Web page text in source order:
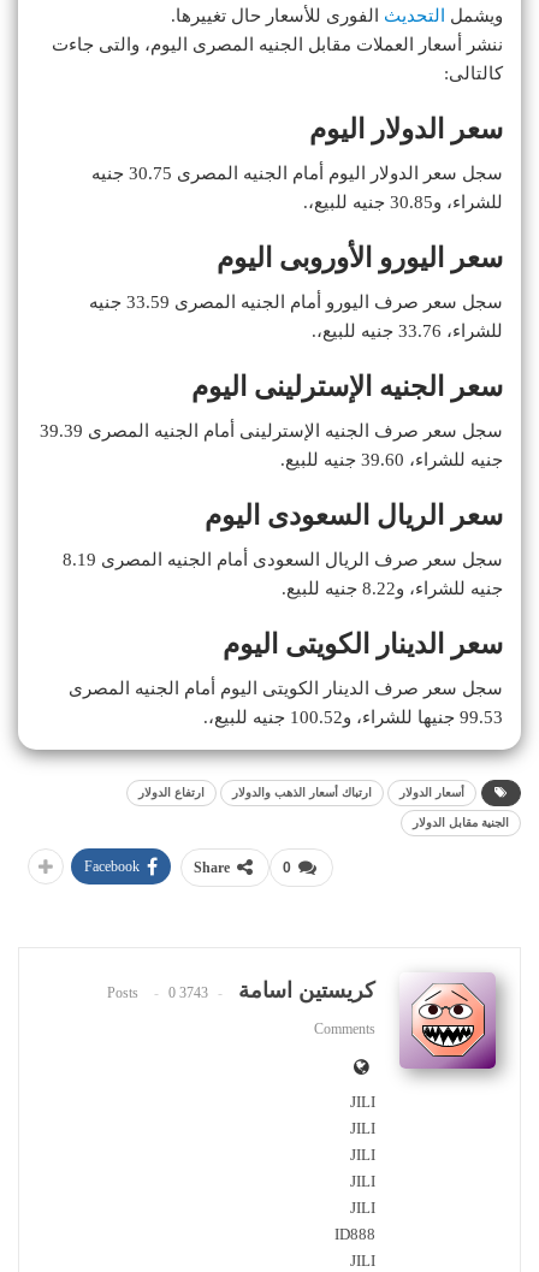
ويشمل التحديث الفورى للأسعار حال تغييرها.
ننشر أسعار العملات مقابل الجنيه المصرى اليوم، والتى جاءت
كالتالى:
سعر الدولار اليوم
سجل سعر الدولار اليوم أمام الجنيه المصرى 30.75 جنيه
للشراء، و30.85 جنيه للبيع،.
سعر اليورو الأوروبى اليوم
سجل سعر صرف اليورو أمام الجنيه المصرى 33.59 جنيه
للشراء، 33.76 جنيه للبيع،.
سعر الجنيه الإسترلينى اليوم
سجل سعر صرف الجنيه الإسترلينى أمام الجنيه المصرى 39.39
جنيه للشراء، 39.60 جنيه للبيع.
سعر الريال السعودى اليوم
سجل سعر صرف الريال السعودى أمام الجنيه المصرى 8.19
جنيه للشراء، و8.22 جنيه للبيع.
سعر الدينار الكويتى اليوم
سجل سعر صرف الدينار الكويتى اليوم أمام الجنيه المصرى
99.53 جنيها للشراء، و100.52 جنيه للبيع،.
أسعار الدولار ارتباك أسعار الذهب والدولار ارتفاع الدولار
الجنية مقابل الدولار
0
Share
Facebook
كريستين اسامة 3743 Posts
0
Comments
JILI
JILI
JILI
JILI
JILI
ID888
JILI